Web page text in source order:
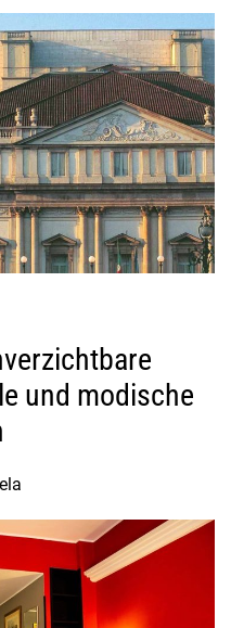
und modische